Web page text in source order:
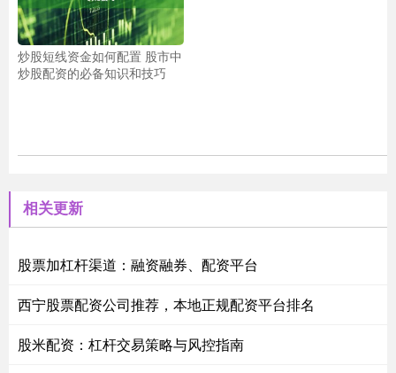
炒股短线资金如何配置 股市中
炒股配资的必备知识和技巧
相关更新
股票加杠杆渠道：融资融券、配资平台
西宁股票配资公司推荐，本地正规配资平台排名
股米配资：杠杆交易策略与风控指南